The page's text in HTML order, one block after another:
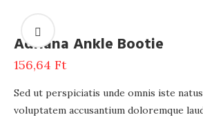
Adriana Ankle Bootie
156,64 Ft
Sed ut perspiciatis unde omnis iste
voluptatem accusantium doloremque